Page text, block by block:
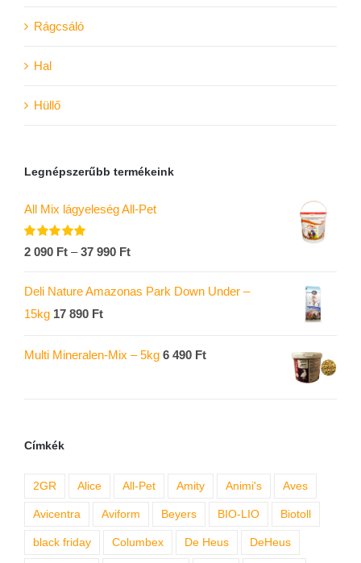
Rágcsáló
Hal
Hüllő
Legnépszerűbb termékeink
All Mix lágyeleség All-Pet
Értékelés:
2 090 Ft –37 990 Ft
Deli Nature Amazonas Park Down Under –
15kg 17 890 Ft
Multi Mineralen-Mix – 5kg 6 490 Ft
Címkék
2GR Alice All-Pet Amity Animi's Aves
Avicentra Aviform Beyers BIO-LIO Biotoll
black friday Columbex De Heus DeHeus